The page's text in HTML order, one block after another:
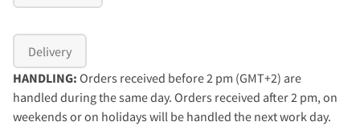
Delivery
HANDLING: Orders received before 2 pm (GMT+2) are
handled during the same day. Orders received after 2 pm, on
weekends or on holidays will be handled the next work day.